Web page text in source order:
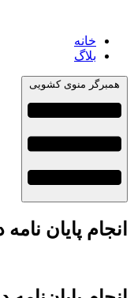
خانه
بلاگ
همبرگر منوی کشویی
انجام پایان